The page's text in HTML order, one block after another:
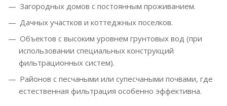
Загородных домов с постоянным проживанием.
Дачных участков и коттеджных поселков.
Объектов с высоким уровнем грунтовых вод (при
использовании специальных конструкций
фильтрационных систем).
Районов с песчаными или супесчаными почвами, где
естественная фильтрация особенно эффективна.